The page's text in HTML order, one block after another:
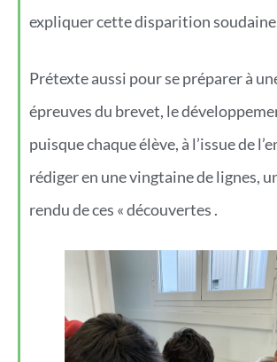
expliquer cette disparition soudaine
Prétexte aussi pour se préparer à
épreuves du brevet, le
puisque chaque élève, à l’issue de
rédiger en une vingtaine de lignes,
rendu de ces « découvertes .